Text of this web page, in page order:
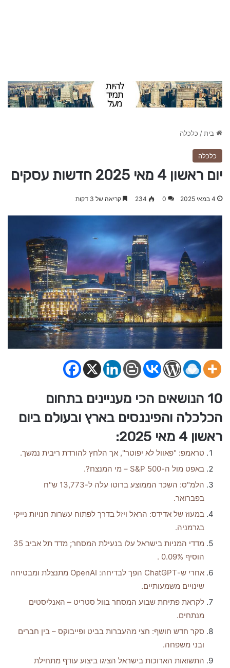
בית/ כלכלה
כלכלה
יום ראשון 4 מאי 2025 חדשות עסקים
4 במאי 2025 0
234 קריאה של 3 דקות
10 הנושאים הכי מעניינים בתחום
הכלכלה והפיננסים בארץ ובעולם ביום
ראשון 4 מאי 2025:
טראמפ: "פאוול לא יפוטר", אך הלחץ להורדת ריבית נמשך.
באפט מול ה-S&P 500 – מי המנצח?.
הלמ"ס: השכר הממוצע ברוטו עלה ל-13,773 ש"ח
בפברואר.
במעוז של אדידס: הראל ויזל בדרך לפתוח עשרות חנויות נייקי
בגרמניה.
מדדי המניות בישראל עלו בנעילת המסחר; מדד תל אביב 35
הוסיף 0.09% .
אחרי ש-ChatGPT הפך לבדיחה: OpenAI מתנצלת ומבטיחה
שינויים משמעותיים.
לקראת פתיחת שבוע המסחר בוול סטריט – האנליסטים
מנתחים.
סקר חדש חושף: חצי מהעברות בביט ופייבוקס – בין חברים
ובני משפחה.
התשואות הארוכות בישראל הציגו ביצוע עודף מתחילת